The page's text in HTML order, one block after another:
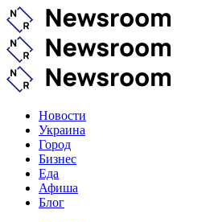
Новости
Украина
Город
Бизнес
Еда
Афиша
Блог